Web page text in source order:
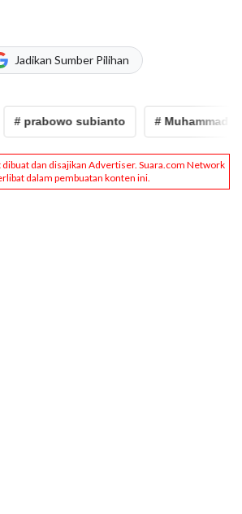
Jadikan Sumber Pilihan
# prabowo subianto # Muhammad Said